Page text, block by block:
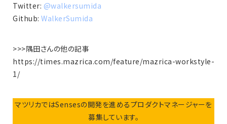
Twitter: @walkersumida
Github: WalkerSumida
>>>隅田さんの他の記事
https://times.mazrica.com/feature/mazrica-workstyle-
1/
マツリカではSensesの開発を進めるプロダクトマネージャーを
募集しています。